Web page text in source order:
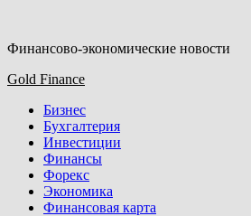
Финансово-экономические новости
Основное
Gold Finance
Бизнес
Бухгалтерия
Инвестиции
Финансы
Форекс
Экономика
Финансовая карта